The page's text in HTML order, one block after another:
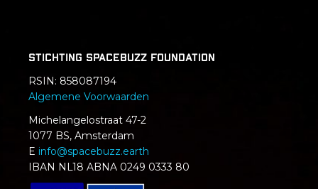
Stichting SpaceBuzz Foundation
RSIN: 858087194
Algemene Voorwaarden
Michelangelostraat 47-2
1077 BS, Amsterdam
E info@spacebuzz.earth
IBAN NL18 ABNA 0249 0333 80